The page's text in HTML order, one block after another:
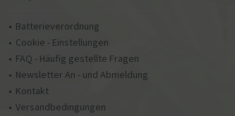
Batterieverordnung
Cookie - Einstellungen
FAQ - Häufig gestellte Fragen
Newsletter An - und Abmeldung
Kontakt
Versandbedingungen